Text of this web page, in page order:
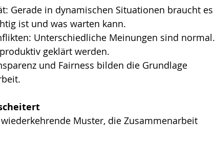
Gerade in dynamischen Situationen braucht es
ist und was warten kann.
Unterschiedliche Meinungen sind normal.
geklärt werden.
und Fairness bilden die Grundlage
Muster, die Zusammenarbeit